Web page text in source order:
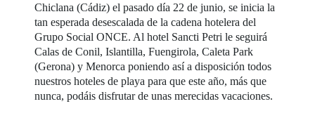
Chiclana (Cádiz) el pasado día 22 de junio, se inicia la
tan esperada desescalada de la cadena hotelera del
Grupo Social ONCE. Al hotel Sancti Petri le seguirá
Calas de Conil, Islantilla, Fuengirola, Caleta Park
(Gerona) y Menorca poniendo así a disposición todos
nuestros hoteles de playa para que este año, más que
nunca, podáis disfrutar de unas merecidas vacaciones.